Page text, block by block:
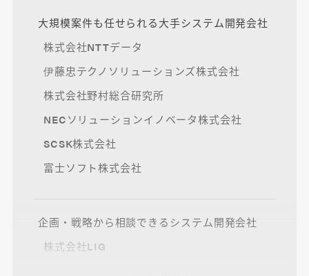
大規模案件も任せられる大手システム開発会社
株式会社NTTデータ
伊藤忠テクノソリューションズ株式会社
株式会社野村総合研究所
NECソリューションイノベータ株式会社
SCSK株式会社
富士ソフト株式会社
企画・戦略から相談できるシステム開発会社
株式会社LIG